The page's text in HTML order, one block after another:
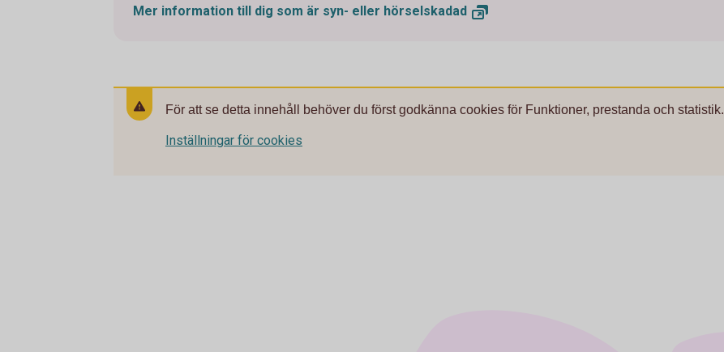
Mer information till dig som är syn- eller hörselskadad
För att se detta innehåll behöver du först godkänna cookies för Funktioner, prestanda och statistik.
Inställningar för cookies